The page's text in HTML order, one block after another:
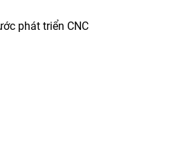
phát triển CNC